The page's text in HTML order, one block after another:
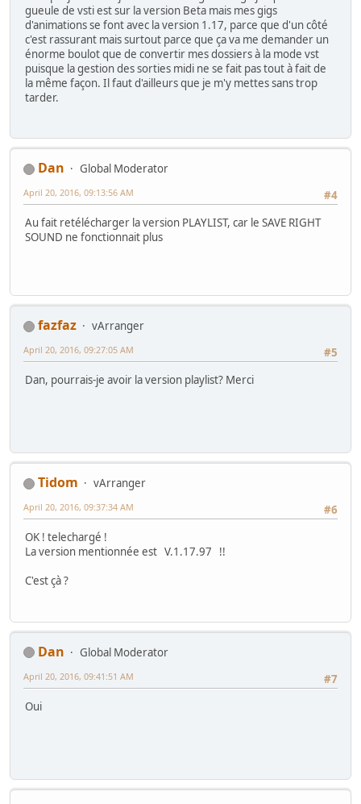
gueule de vsti est sur la version Beta mais mes gigs
d'animations se font avec la version 1.17, parce que d'un côté
c'est rassurant mais surtout parce que ça va me demander un
énorme boulot que de convertir mes dossiers à la mode vst
puisque la gestion des sorties midi ne se fait pas tout à fait de
la même façon. Il faut d'ailleurs que je m'y mettes sans trop
tarder.
Dan
Global Moderator
#4
April 20, 2016, 09:13:56 AM
Au fait retélécharger la version PLAYLIST, car le SAVE RIGHT
SOUND ne fonctionnait plus
fazfaz
vArranger
#5
April 20, 2016, 09:27:05 AM
Dan, pourrais-je avoir la version playlist? Merci
Tidom
vArranger
#6
April 20, 2016, 09:37:34 AM
OK ! telechargé !
La version mentionnée est V.1.17.97 !!
C'est çà ?
Dan
Global Moderator
#7
April 20, 2016, 09:41:51 AM
Oui